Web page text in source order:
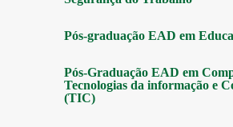
Pós-graduação EAD em
Pós-Graduação EAD em
Tecnologias da informação e
(TIC)